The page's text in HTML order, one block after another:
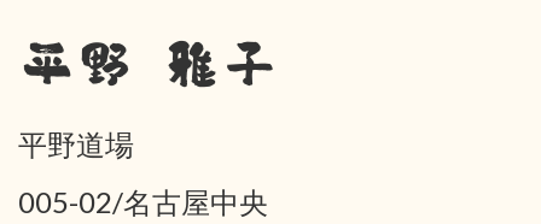
平野 雅子
平野道場
005-02/名古屋中央